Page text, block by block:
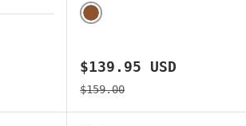
BROWN
Precio de venta
$139.95 USD
Precio normal
$159.00